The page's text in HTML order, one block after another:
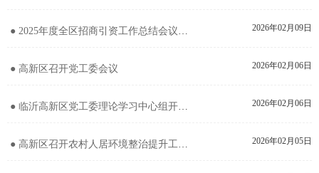
● 2025年度全区招商引资工作总结会议召开 2026年02月09日
● 高新区召开党工委会议 2026年02月06日
● 临沂高新区党工委理论学习中心组开展2月份集体学习研讨 2026年02月06日
● 高新区召开农村人居环境整治提升工作推进会议 2026年02月05日